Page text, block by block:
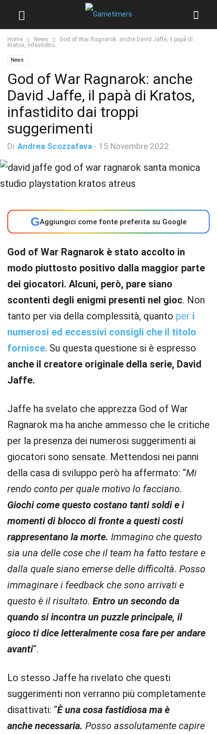
Home News
God of War Ragnarok: anche David Jaffe, il papà di
Kratos, infastidito...
News
God of War Ragnarok: anche
David Jaffe, il papà di Kratos,
infastidito dai troppi
suggerimenti
Di Andrea Scozzafava - 15 Novembre 2022
GAggiungici come fonte preferita su Google
God of War Ragnarok è stato accolto in
modo piuttosto positivo dalla maggior parte
dei giocatori. Alcuni, però, pare siano
scontenti degli enigmi presenti nel gioc. Non
tanto per via della complessità, quanto per i
numerosi ed eccessivi consigli che il titolo
fornisce. Su questa questione si è espresso
anche il creatore originale della serie, David
Jaffe.
Jaffe ha svelato che apprezza God of War
Ragnarok ma ha anche ammesso che le critiche
per la presenza dei numerosi suggerimenti ai
giocatori sono sensate. Mettendosi nei panni
della casa di sviluppo però ha affermato: “Mi
rendo conto per quale motivo lo facciano.
Giochi come questo costano tanti soldi e i
momenti di blocco di fronte a questi costi
rappresentano la morte. Immagino che questo
sia una delle cose che il team ha fatto testare e
dalla quale siano emerse delle difficoltà. Posso
immaginare i feedback che sono arrivati e
questo è il risultato. Entro un secondo da
quando si incontra un puzzle principale, il
gioco ti dice letteralmente cosa fare per andare
avanti“.
Lo stesso Jaffe ha rivelato che questi
suggerimenti non verranno più completamente
disattivati: “È una cosa fastidiosa ma è
anche necessaria. Posso assolutamente capire